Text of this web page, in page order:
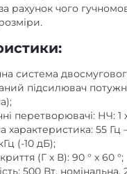
рахунок чого
система
підсилювач
перетворювачі: НЧ: 1 х
характеристика: 55 Гц
(-10 дБ);
(Г х В): 90 ° x 60 °;
500 Вт, номінальна,